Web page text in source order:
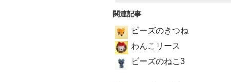
関連記事
ビーズのきつね
わんこリース
ビーズのねこ3